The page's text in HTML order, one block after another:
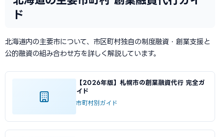
ド
北海道内の主要市について、市区町村独自の制度融資・創業支援と
公的融資の組み合わせ方を詳しく解説しています。
【2026年版】札幌市の創業融資代行 完全ガ
イド
市町村別ガイド